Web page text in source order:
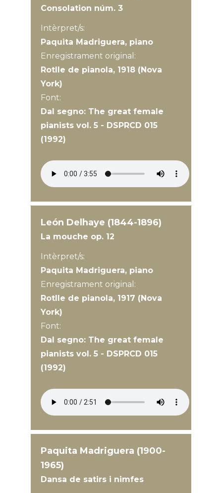
Consolation núm. 3
Intèrpret/s:
Paquita Madriguera, piano
Enregistrament original:
Rotlle de pianola, 1918 (Nova
York)
Font:
Dal segno: The great female
pianists vol. 5 - DSPRCD 015
(1992)
León Delhaye (1844-1896)
La mouche op. 12
Intèrpret/s:
Paquita Madriguera, piano
Enregistrament original:
Rotlle de pianola, 1917 (Nova
York)
Font:
Dal segno: The great female
pianists vol. 5 - DSPRCD 015
(1992)
Paquita Madriguera (1900-
1965)
Dansa de satirs i nimfes